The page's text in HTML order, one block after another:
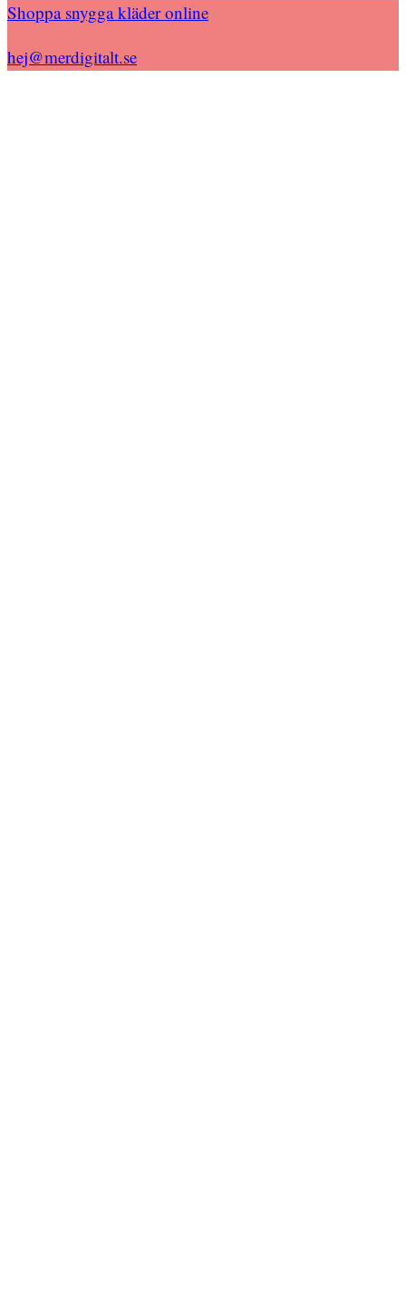
Shoppa snygga kläder online
hej@merdigitalt.se